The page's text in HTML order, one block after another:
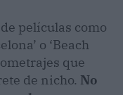
películas como
o ‘Beach
que
de nicho. No